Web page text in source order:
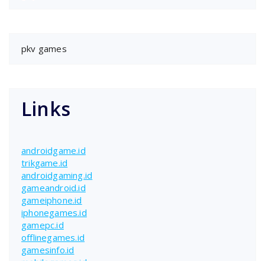
pkv games
Links
androidgame.id
trikgame.id
androidgaming.id
gameandroid.id
gameiphone.id
iphonegames.id
gamepc.id
offlinegames.id
gamesinfo.id